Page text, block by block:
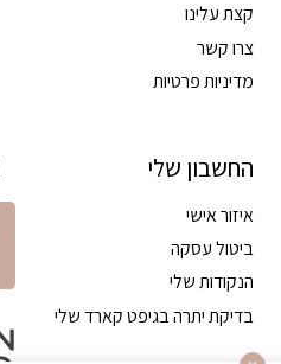
קצת עלינו
צרו קשר
מדיניות פרטיות
החשבון שלי
איזור אישי
ביטול עסקה
הנקודות שלי
בדיקת יתרה בגיפט קארד שלי